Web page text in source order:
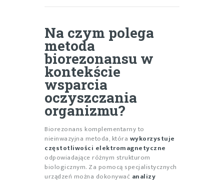
Na czym polega
metoda
biorezonansu w
kontekście
wsparcia
oczyszczania
organizmu?
Biorezonans komplementarny to
nieinwazyjna metoda, która wykorzystuje
częstotliwości elektromagnetyczne
odpowiadające różnym strukturom
biologicznym. Za pomocą specjalistycznych
urządzeń można dokonywać analizy